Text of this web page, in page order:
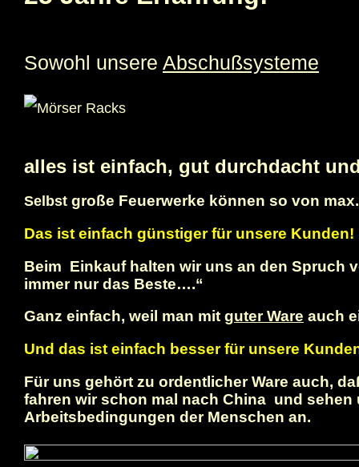
Sowohl unsere Abschußsysteme
alles ist einfach, gut durchdacht
Selbst große Feuerwerke können so von
Das ist einfach günstiger für unsere Kunden!
Beim Einkauf halten wir uns an den Spruch
immer nur das Beste….“
Ganz einfach, weil man mit guter Ware auch
Und das ist einfach besser für unsere
Für uns gehört zu ordentlicher Ware auch,
fahren wir schon mal nach China und
Arbeitsbedingungen der Menschen an.